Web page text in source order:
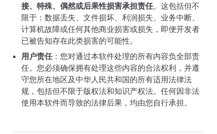
接、特殊、偶然或后果性损害承担责任。这包括但不
限于：数据丢失、文件损坏、利润损失、业务中断、
计算机故障或任何其他商业损害或损失，即便开发者
已被告知存在此类损害的可能性。
用户责任：您对通过本软件处理的所有内容负全部责
任。您必须确保拥有处理这些内容的合法权利，并遵
守您所在地区及中华人民共和国的所有适用法律法
规，包括但不限于版权法和知识产权法。任何因非法
使用本软件而导致的法律后果，均由您自行承担。